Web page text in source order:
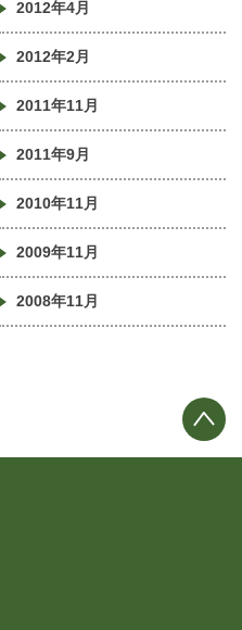
2012年4月
2012年2月
2011年11月
2011年9月
2010年11月
2009年11月
2008年11月